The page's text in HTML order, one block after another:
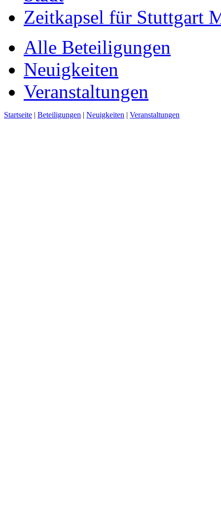
Zeitkapsel für Stuttgart
Alle Beteiligungen
Neuigkeiten
Veranstaltungen
Startseite | Beteiligungen | Neuigkeiten | Veranstaltungen